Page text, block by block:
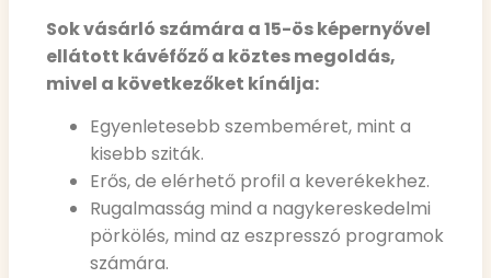
Sok vásárló számára a 15-ös képernyővel
ellátott kávéfőző a köztes megoldás,
mivel a következőket kínálja:
Egyenletesebb szembeméret, mint a
kisebb sziták.
Erős, de elérhető profil a keverékekhez.
Rugalmasság mind a nagykereskedelmi
pörkölés, mind az eszpresszó programok
számára.